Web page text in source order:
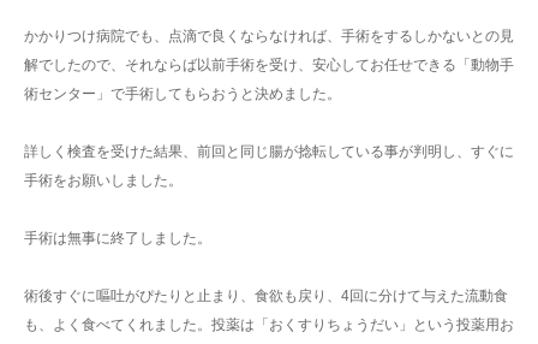
かかりつけ病院でも、点滴で良くならなければ、手術をするしかないとの見
解でしたので、それならば以前手術を受け、安心してお任せできる「動物手
術センター」で手術してもらおうと決めました。
詳しく検査を受けた結果、前回と同じ腸が捻転している事が判明し、すぐに
手術をお願いしました。
手術は無事に終了しました。
術後すぐに嘔吐がぴたりと止まり、食欲も戻り、4回に分けて与えた流動食
も、よく食べてくれました。投薬は「おくすりちょうだい」という投薬用お